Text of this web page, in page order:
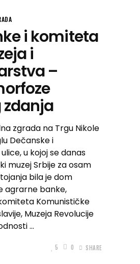
i komiteta
i
–
zgrada na Trgu Nikole
Dečanske i
u kojoj se danas
muzej Srbije za osam
bila je dom
agrarne banke,
Komunističke
Muzeja Revolucije
5 0 SHARE